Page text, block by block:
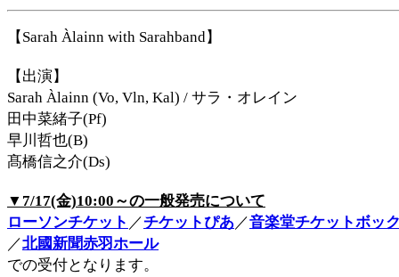
【Sarah Àlainn with Sarahband】
【出演】
Sarah Àlainn (Vo, Vln, Kal) / サラ・オレイン
田中菜緒子(Pf)
早川哲也(B)
髙橋信之介(Ds)
▼7/17(金)10:00～の一般発売について
ローソンチケット ／チケットぴあ／音楽堂チケットボッ
／北國新聞赤羽ホール
での受付となります。